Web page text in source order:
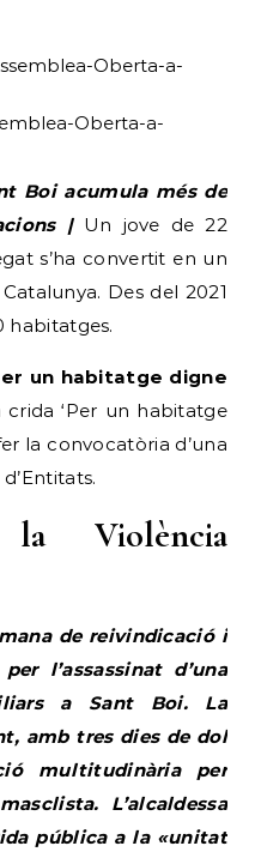
Oberta-a-
Boi acumula més de
|Un jove de 22
s’ha convertit en un
Des del 2021
habitatges.
un habitatge digne
‘Per un habitatge
la convocatòria d’una
Violència
de reivindicació i
l’assassinat d’una
a Sant Boi. La
amb tres dies de dol
multitudinària per
L’alcaldessa
pública a la «unitat